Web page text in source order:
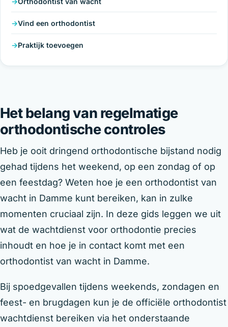
Vind een orthodontist
Praktijk toevoegen
Het belang van regelmatige
orthodontische controles
Heb je ooit dringend orthodontische bijstand nodig
gehad tijdens het weekend, op een zondag of op
een feestdag? Weten hoe je een orthodontist van
wacht in Damme kunt bereiken, kan in zulke
momenten cruciaal zijn. In deze gids leggen we uit
wat de wachtdienst voor orthodontie precies
inhoudt en hoe je in contact komt met een
orthodontist van wacht in Damme.
Bij spoedgevallen tijdens weekends, zondagen en
feest- en brugdagen kun je de officiële orthodontist
wachtdienst bereiken via het onderstaande